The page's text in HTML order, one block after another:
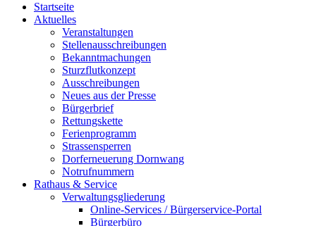
Startseite
Aktuelles
Veranstaltungen
Stellenausschreibungen
Bekanntmachungen
Sturzflutkonzept
Ausschreibungen
Neues aus der Presse
Bürgerbrief
Rettungskette
Ferienprogramm
Strassensperren
Dorferneuerung Dornwang
Notrufnummern
Rathaus & Service
Verwaltungsgliederung
Online-Services / Bürgerservice-Portal
Bürgerbüro